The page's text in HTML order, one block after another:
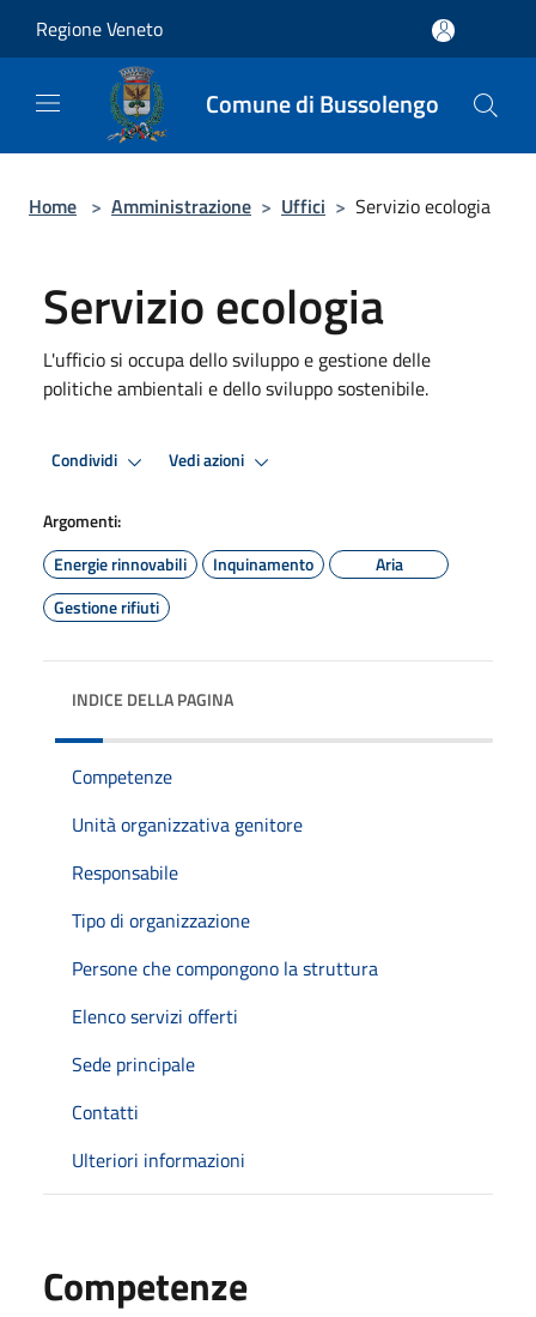
Regione Veneto
Comune di Bussolengo
Home > Amministrazione > Uffici > Servizio ecologia
Servizio ecologia
L'ufficio si occupa dello sviluppo e gestione delle
politiche ambientali e dello sviluppo sostenibile.
Condividi Vedi azioni
Argomenti:
Energie rinnovabili
Inquinamento
Aria
Gestione rifiuti
INDICE DELLA PAGINA
Competenze
Unità organizzativa genitore
Responsabile
Tipo di organizzazione
Persone che compongono la struttura
Elenco servizi offerti
Sede principale
Contatti
Ulteriori informazioni
Competenze